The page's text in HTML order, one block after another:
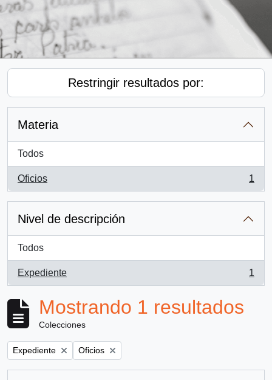
Restringir resultados por:
Materia
Todos
Oficios
, 1 resultados
1
Nivel de descripción
Todos
Expediente
, 1 resultados
1
Mostrando 1 resultados
Colecciones
Remove filter:
Expediente Remove filter:
Oficios